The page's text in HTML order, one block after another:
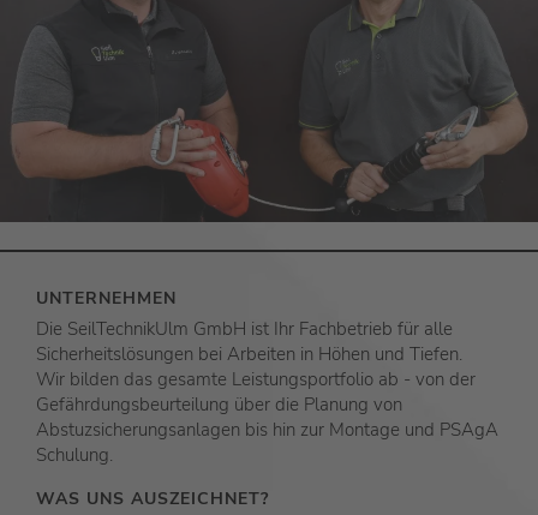
UNTERNEHMEN
Die SeilTechnikUlm GmbH ist Ihr Fachbetrieb für alle
Sicherheitslösungen bei Arbeiten in Höhen und Tiefen.
Wir bilden das gesamte Leistungsportfolio ab - von der
Gefährdungsbeurteilung über die Planung von
Abstuzsicherungsanlagen bis hin zur Montage und PSAgA
Schulung.
WAS UNS AUSZEICHNET?